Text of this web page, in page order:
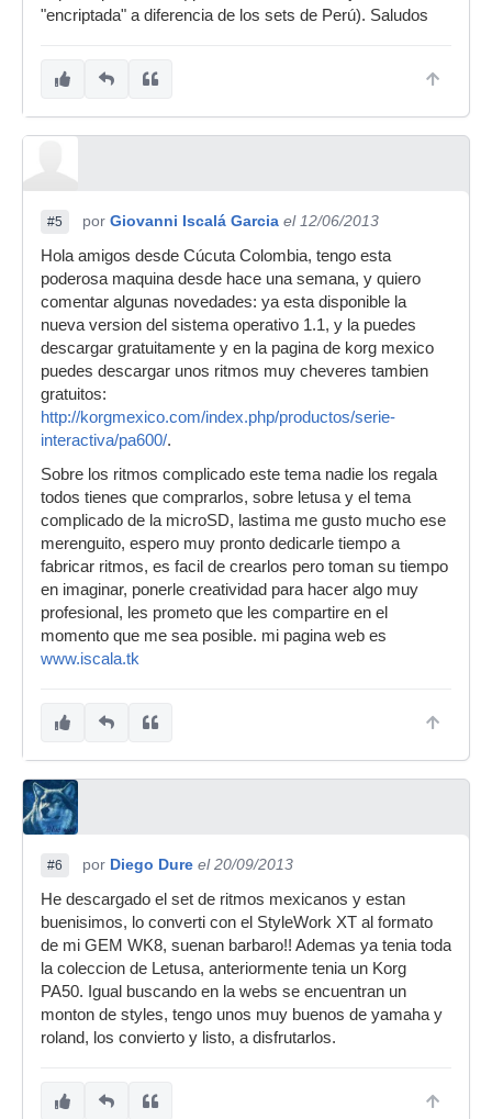
"encriptada" a diferencia de los sets de Perú). Saludos
#5 por Giovanni Iscalá Garcia el 12/06/2013
Hola amigos desde Cúcuta Colombia, tengo esta
poderosa maquina desde hace una semana, y quiero
comentar algunas novedades: ya esta disponible la
nueva version del sistema operativo 1.1, y la puedes
descargar gratuitamente y en la pagina de korg mexico
puedes descargar unos ritmos muy cheveres tambien
gratuitos:
http://korgmexico.com/index.php/productos/serie-
interactiva/pa600/.
Sobre los ritmos complicado este tema nadie los regala
todos tienes que comprarlos, sobre letusa y el tema
complicado de la microSD, lastima me gusto mucho ese
merenguito, espero muy pronto dedicarle tiempo a
fabricar ritmos, es facil de crearlos pero toman su tiempo
en imaginar, ponerle creatividad para hacer algo muy
profesional, les prometo que les compartire en el
momento que me sea posible. mi pagina web es
www.iscala.tk
#6 por Diego Dure el 20/09/2013
He descargado el set de ritmos mexicanos y estan
buenisimos, lo converti con el StyleWork XT al formato
de mi GEM WK8, suenan barbaro!! Ademas ya tenia toda
la coleccion de Letusa, anteriormente tenia un Korg
PA50. Igual buscando en la webs se encuentran un
monton de styles, tengo unos muy buenos de yamaha y
roland, los convierto y listo, a disfrutarlos.